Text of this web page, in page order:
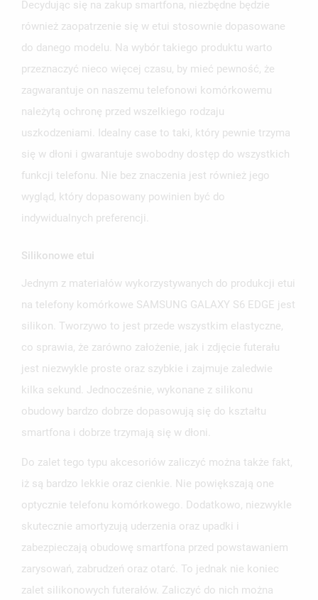
Decydując się na zakup smartfona, niezbędne będzie
również zaopatrzenie się w etui stosownie dopasowane
do danego modelu. Na wybór takiego produktu warto
przeznaczyć nieco więcej czasu, by mieć pewność, że
zagwarantuje on naszemu telefonowi komórkowemu
należytą ochronę przed wszelkiego rodzaju
uszkodzeniami. Idealny case to taki, który pewnie trzyma
się w dłoni i gwarantuje swobodny dostęp do wszystkich
funkcji telefonu. Nie bez znaczenia jest również jego
wygląd, który dopasowany powinien być do
indywidualnych preferencji.
Silikonowe etui
Jednym z materiałów wykorzystywanych do produkcji etui
na telefony komórkowe SAMSUNG GALAXY S6 EDGE jest
silikon. Tworzywo to jest przede wszystkim elastyczne,
co sprawia, że zarówno założenie, jak i zdjęcie futerału
jest niezwykle proste oraz szybkie i zajmuje zaledwie
kilka sekund. Jednocześnie, wykonane z silikonu
obudowy bardzo dobrze dopasowują się do kształtu
smartfona i dobrze trzymają się w dłoni.
Do zalet tego typu akcesoriów zaliczyć można także fakt,
iż są bardzo lekkie oraz cienkie. Nie powiększają one
optycznie telefonu komórkowego. Dodatkowo, niezwykle
skutecznie amortyzują uderzenia oraz upadki i
zabezpieczają obudowę smartfona przed powstawaniem
zarysowań, zabrudzeń oraz otarć. To jednak nie koniec
zalet silikonowych futerałów. Zaliczyć do nich można
MOJE LISTY ŻYCZEŃ
UTWÓRZ LISTĘ ŻYCZEŃ
NAZWA LISTY ŻYCZEŃ
ANULUJ UTWÓRZ LISTĘ ŻYCZEŃ
ZALOGUJ SIĘ
MUSISZ BYĆ ZALOGOWANY BY ZAPISAĆ PRODUKTY NA
ANULUJ ZALOGUJ SIĘ